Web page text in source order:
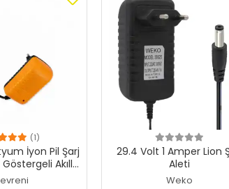
(1)
İyon Pil Şarj
Akıllı
29.4 Volt 1 Amper Lion Şarj
Aleti
Weko